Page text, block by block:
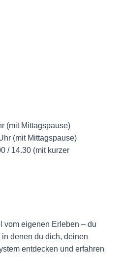
(mit Mittagspause)
(mit Mittagspause)
/ 14.30 (mit kurzer
vom eigenen Erleben – du
denen du dich, deinen
entdecken und erfahren